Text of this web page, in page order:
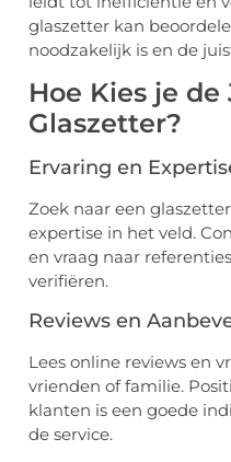
glaszetter kan
noodzakelijk is en de
Hoe Kies je de
Glaszetter?
Ervaring en
Zoek naar een
expertise in het veld.
en vraag naar
verifiëren.
Reviews en
Lees online reviews en
vrienden of familie.
klanten is een goede
de service.